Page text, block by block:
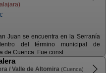
Juan se encuentra en la Serranía
del término municipal de
de Cuenca. Fue const ...
/ Valle de Altomira (Cuenca)